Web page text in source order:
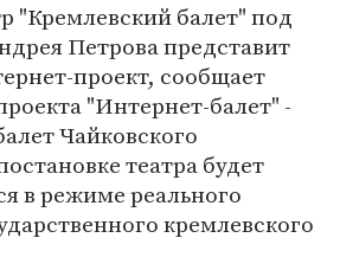
"Кремлевский балет" под
Петрова представит
проект, сообщает
"Интернет-балет" -
Чайковского
театра будет
в режиме реального
кремлевского